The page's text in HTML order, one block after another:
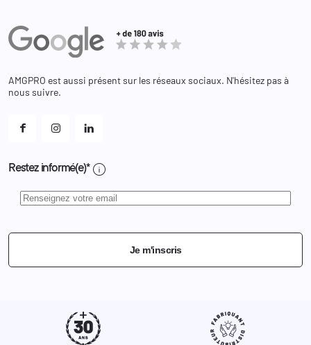
Equipements
Bagagerie
Adresses
Bons de réduction
Et les cookies ?
AMGPRO est aussi présent sur les réseaux sociaux. N'hésitez pas à
nous suivre.
Restez informé(e)* info
Je m'inscris